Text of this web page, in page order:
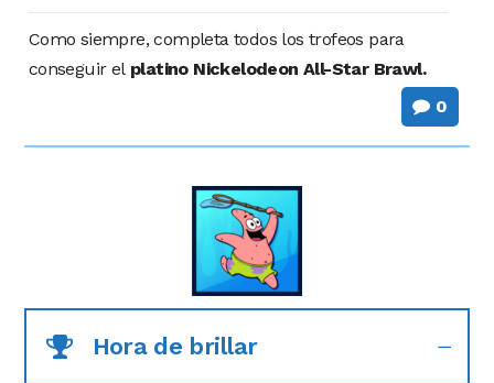
Como siempre, completa todos los trofeos para
conseguir el platino Nickelodeon All-Star Brawl.
0
Hora de brillar